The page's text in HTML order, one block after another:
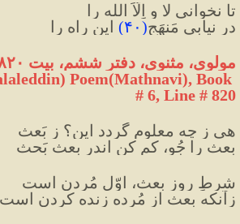
تا نخوانی لا و اِلّاَ الله را
در نيابی مَنهَجِ(۴۰) این راه را
مولوی، مثنوی، دفتر ششم، بیت ۸۲۰
Poem(Mathnavi), Book
# 6, Line # 820
هی زِ چِه معلوم گردد این؟ ز بَعث
بعث را جُو، کم کن اندر بعث بَحث
شرطِ روزِ بعث، اوّل مُردن است
زآنکه بعث از مُرده زنده کردن است